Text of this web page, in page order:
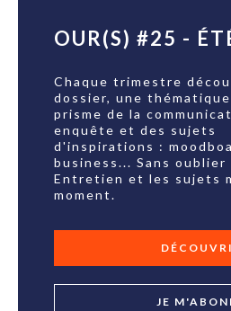
OUR(S) #25 -
Chaque trimestre
dossier, une
prisme de la
enquête et des sujets
d'inspirations :
business... Sans oublier
Entretien et les sujets
moment.
JE